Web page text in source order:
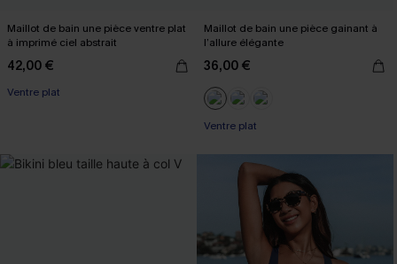
Maillot de bain une pièce ventre plat
à imprimé ciel abstrait
42,00 €
Ventre plat
Maillot de bain une pièce gainant à
l’allure élégante
36,00 €
Ventre plat